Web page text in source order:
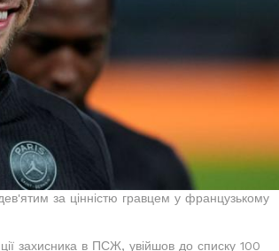
за цінністю гравцем у французькому
захисника в ПСЖ, увійшов до списку 100